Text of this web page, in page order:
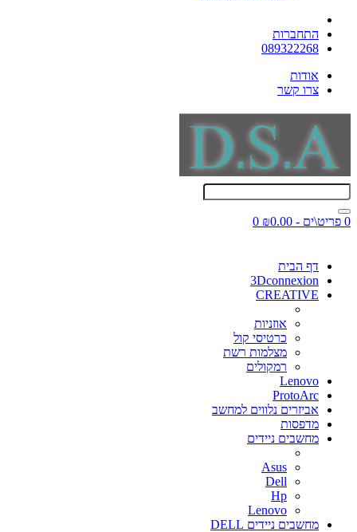
התחברות
089322268
אודות
צרו קשר
0 פריט\ים - ₪0.00 0
דף הבית
3Dconnexion
CREATIVE
אוזניות
כרטיסי קול
מצלמות רשת
רמקולים
Lenovo
ProtoArc
אביזרים נלווים למחשב
מדפסות
מחשבים ניידים
Asus
Dell
Hp
Lenovo
מחשבים ניידים DELL